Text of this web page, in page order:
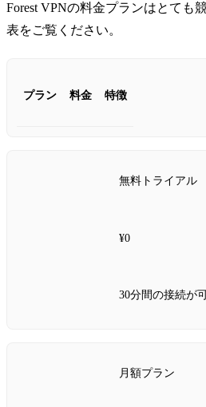
Forest VPNの料金プランはとても
表をご覧ください。
プラン 料金 特徴
無料トライアル
¥0
30分間の接続が
月額プラン